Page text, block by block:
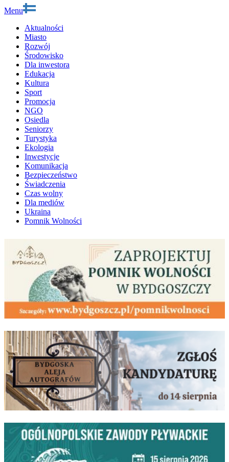
Menu
Aktualności
Miasto
Rozwój
Środowisko
Dla inwestora
Edukacja
Kultura
Sport
Promocja
NGO
Osiedla
Seniorzy
Turystyka
Ekologia
Inwestycje
Komunikacja
Bezpieczeństwo
Świadczenia
Czas wolny
Dla mediów
Ukraina
Pomnik Wolności